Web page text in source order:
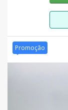
Promoção